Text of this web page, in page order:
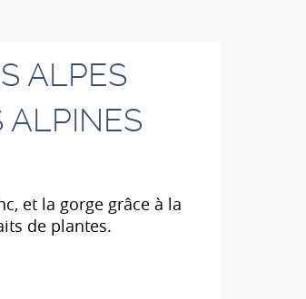
ALPES
ALPINES
et la gorge grâce à la
de plantes.